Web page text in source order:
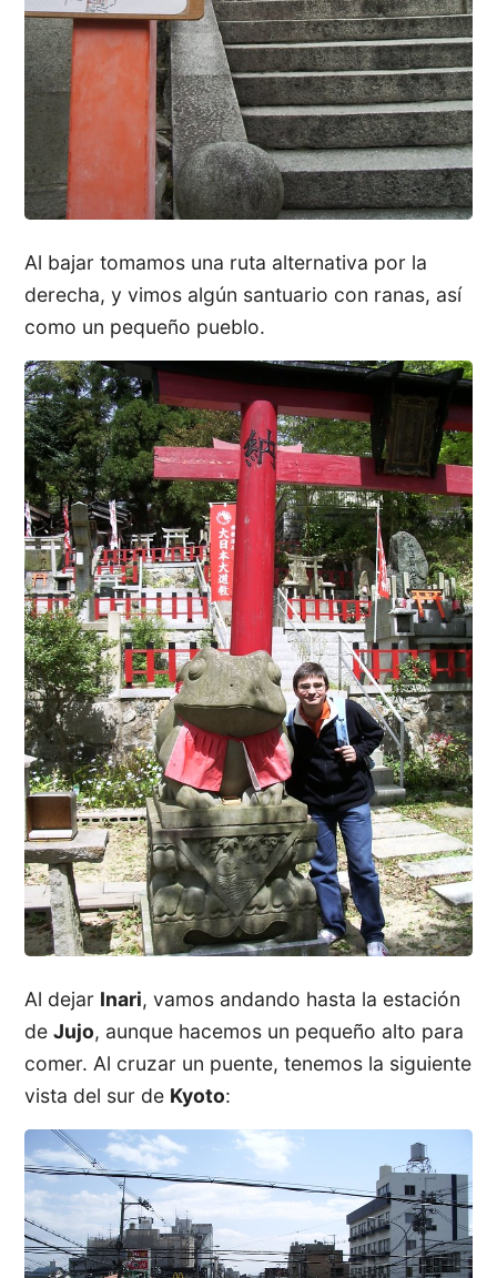
Al bajar tomamos una ruta alternativa por la
derecha, y vimos algún santuario con ranas, así
como un pequeño pueblo.
Al dejar Inari, vamos andando hasta la estación
deJujo, aunque hacemos un pequeño alto para
comer. Al cruzar un puente, tenemos la siguiente
vista del sur de Kyoto: